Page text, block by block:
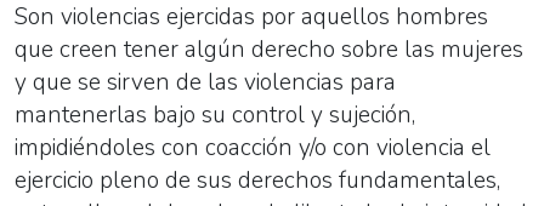
Son violencias ejercidas por aquellos hombres
que creen tener algún derecho sobre las mujeres
y que se sirven de las violencias para
mantenerlas bajo su control y sujeción,
impidiéndoles con coacción y/o con violencia el
ejercicio pleno de sus derechos fundamentales,